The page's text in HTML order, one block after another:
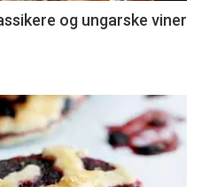
og ungarske viner